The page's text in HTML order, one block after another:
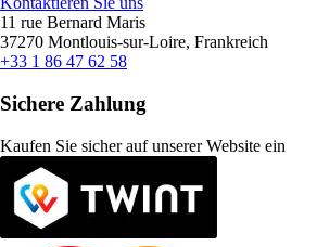
11 rue Bernard Maris
37270 Montlouis-sur-Loire, Frankreich
+33 1 86 47 62 58
Sichere Zahlung
Kaufen Sie sicher auf unserer Website ein